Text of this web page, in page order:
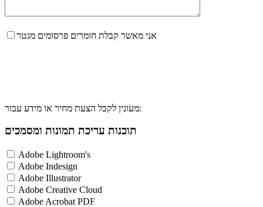
אני מאשר קבלת חומרים פרסומים מגטר
מעונין לקבל הצעת מחיר או מידע עבור:
תוכנות עריכת תמונות ומסמכים
Adobe Lightroom's
Adobe Indesign
Adobe Illustrator
Adobe Creative Cloud
Adobe Acrobat PDF